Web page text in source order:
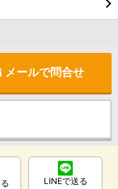
メールで問合せ
LINEで送る